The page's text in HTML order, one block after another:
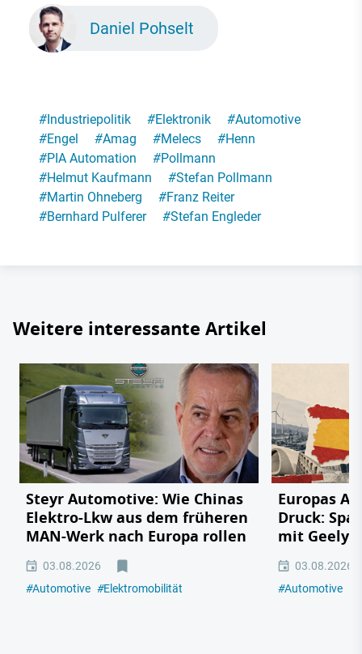
Daniel Pohselt
#Industriepolitik #Elektronik #Automotive
#Engel #Amag #Melecs #Henn
#PIA Automation #Pollmann
#Helmut Kaufmann #Stefan Pollmann
#Martin Ohneberg #Franz Reiter
#Bernhard Pulferer #Stefan Engleder
Weitere interessante Artikel
Steyr Automotive: Wie Chinas
Elektro-Lkw aus dem früheren
MAN-Werk nach Europa rollen
03.08.2026
#Automotive #Elektromobilität
Europas
Druck:
mit Geely,
03.08.2026
#Automotive